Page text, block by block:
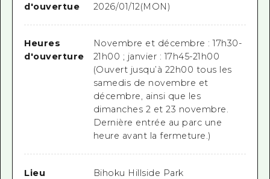
d'ouvertue
2026/01/12(MON)
Heures
d'ouverture
Novembre et décembre : 17h30-
21h00 ; janvier : 17h45-21h00
(Ouvert jusqu’à 22h00 tous les
samedis de novembre et
décembre, ainsi que les
dimanches 2 et 23 novembre.
Dernière entrée au parc une
heure avant la fermeture.)
Lieu
Bihoku Hillside Park